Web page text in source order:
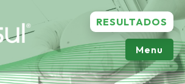
RESULTADOS
Menu